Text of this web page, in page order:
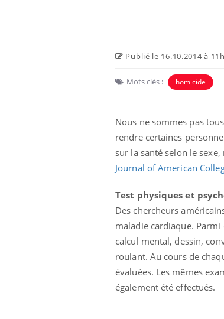
Publié le 16.10.2014 à
Mots clés : homicide
Nous ne sommes pas
rendre certaines
sur la santé selon le
Journal of American
Test physiques et
Des chercheurs
maladie cardiaque.
calcul mental, dessin,
roulant. Au cours de
évaluées. Les mêmes
également été effectués.
son taux élevé en
Grossesse à risque :